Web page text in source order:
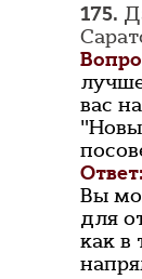
175.
вас
Ответ:
Вы
для
как в